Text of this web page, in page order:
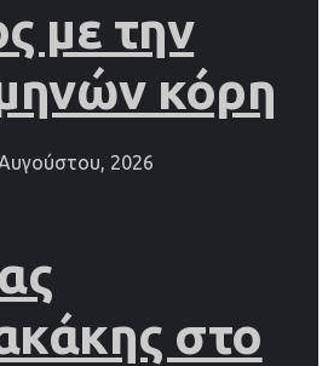
με την
κόρη
2026
στο